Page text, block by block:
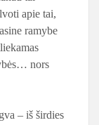
apie tai,
ramybe
nors
– iš širdies